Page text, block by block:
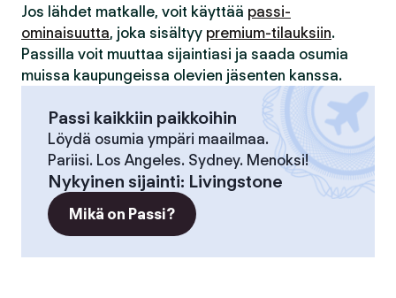
Jos lähdet matkalle, voit käyttää passi-
ominaisuutta, joka sisältyy premium-tilauksiin.
Passilla voit muuttaa sijaintiasi ja saada osumia
muissa kaupungeissa olevien jäsenten kanssa.
Passi kaikkiin paikkoihin
Löydä osumia ympäri maailmaa.
Pariisi. Los Angeles. Sydney. Menoksi!
Nykyinen sijainti: Livingstone
Mikä on Passi?